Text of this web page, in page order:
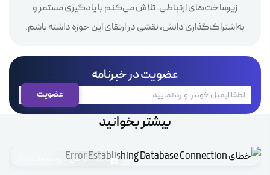
زیرساخت‌های ارتباطی. تلاش می‌کنم با یادگیری مستمر و
به‌اشتراک‌گذاری دانش، نقشی در ارتقای این حوزه داشته باشم.
عضویت در خبرنامه
بیشتر بخوانید
مطالب آموزشی در زمینه هاستینگ